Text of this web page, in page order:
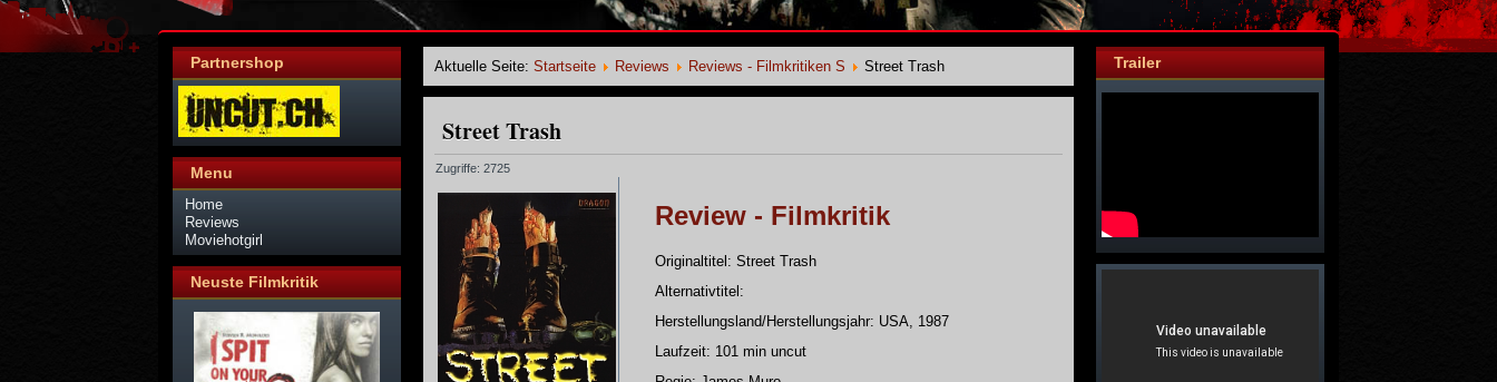
Partnershop
Menu
Home
Reviews
Moviehotgirl
Neuste Filmkritik
Aktuelle Seite: Startseite Reviews Reviews - Filmkritiken S Street Trash
Street Trash
Zugriffe: 2725
Review - Filmkritik
Originaltitel: Street Trash
Alternativtitel:
Herstellungsland/Herstellungsjahr: USA, 1987
Laufzeit: 101 min uncut
Trailer